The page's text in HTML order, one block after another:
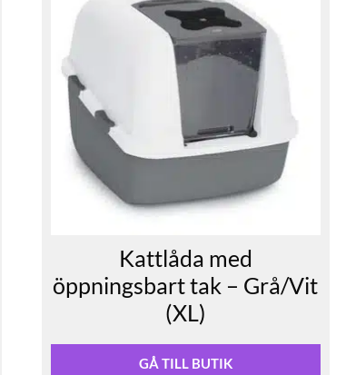
Kattlåda med
öppningsbart tak – Grå/Vit
(XL)
GÅ TILL BUTIK